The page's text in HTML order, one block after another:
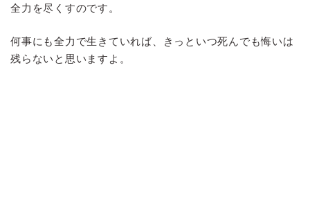
全力を尽くすのです。
何事にも全力で生きていれば、きっといつ死んでも悔いは
残らないと思いますよ。